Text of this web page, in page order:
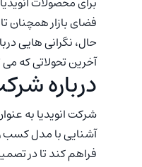
فضای بازار همچنان
حال، نگرانی هایی
آخرین تحولاتی که می
درباره
شرکت انویدیا به
آشنایی با مدل کسب
فراهم کند تا در